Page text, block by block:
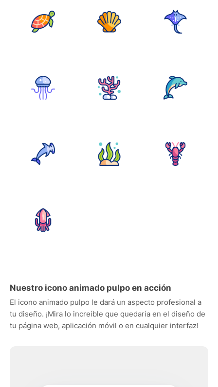
Nuestro icono animado pulpo en acción
El icono animado pulpo le dará un aspecto profesional a
tu diseño. ¡Mira lo increíble que quedaría en el diseño de
tu página web, aplicación móvil o en cualquier interfaz!